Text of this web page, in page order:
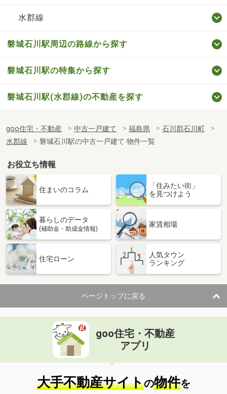
水郡線
磐城石川駅周辺の路線から探す
磐城石川駅の特集から探す
磐城石川駅(水郡線)の不動産を探す
goo住宅・不動産 中古一戸建て 福島県
石川郡石川町
水郡線
磐城石川駅の中古一戸建て 物件一覧
お役立ち情報
住まいのコラム
「住みたい街」
を見つけよう
暮らしのデータ
(補助金・助成金情報)
家賃相場
住宅ローン
人気タウン
ランキング
ページトップに戻る
goo住宅・不動産
アプリ
大手不動産サイトの物件を